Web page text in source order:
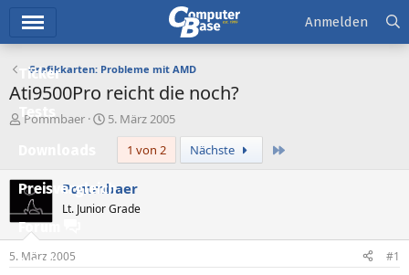
Ticker
Tests
Preisvergleich
Forum
Aktuelles
Anmelden
Grafikkarten: Probleme mit AMD
Ati9500Pro reicht die noch?
E
e
l
l
e
r
Pommbaer
E
e
m
5. März 2005
1 von 2
Nächste
Pommbaer
Lt. Junior Grade
5. März 2005 #1